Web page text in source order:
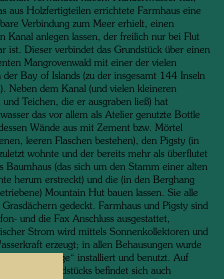
aus Holzfertigteilen errichtete Farmhaus eine
Verbindung zum Meer erhielt, einen
Kanal anlegen lassen, der freilich nur bei Flut
ist. Dieser verbindet das Grundstück über einen
Mangrovenwald mit einer der vielen
der Bay of Islands (zu der insgesamt 144 Inseln
Neben dem Kanal (und vielen kleineren
und Teichen, die er ausgraben ließ) hat
das vor allem als Atelier genutzte Bottle
Wände aus mit Zement bzw. Mörtel
leeren Flaschen bestehen), den Pigsty (in
wohnte und der bereits mehr als überflutet
Baumhaus (das sich um den Stamm einer alten
herum erstreckt) und die (in den Berghang
Mountain Hut bauen lassen. Sie alle
gedeckt. Farmhaus und Pigsty sind
und die Fax Anschluss ausgestattet,
Strom wird mittels Sonnenkollektoren und
erzeugt; in allen Behausungen wurde
installiert und benutzt. Auf
des Grundstücks befindet sich auch